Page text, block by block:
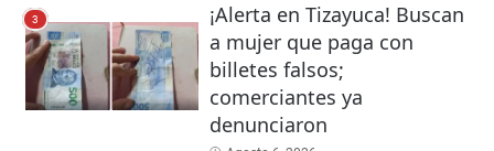
3
¡Alerta en Tizayuca! Buscan
a mujer que paga con
billetes falsos;
comerciantes ya
denunciaron